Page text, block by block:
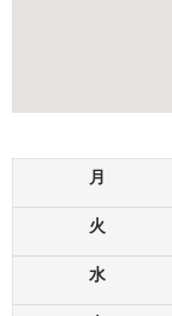
月
火
水